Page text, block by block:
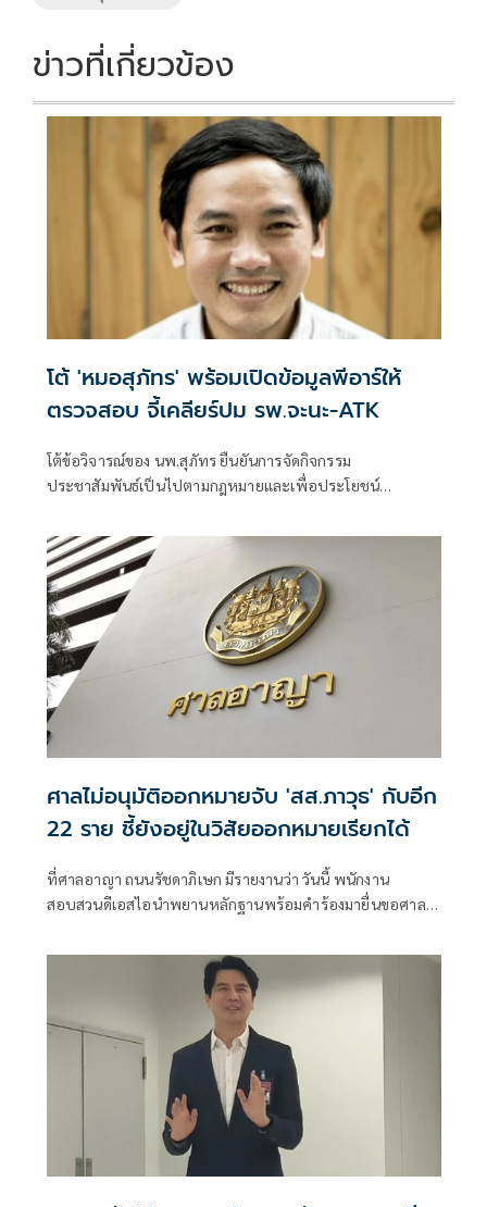
ข่าวที่เกี่ยวข้อง
โต้ 'หมอสุภัทร' พร้อมเปิดข้อมูลพีอาร์ให้
ตรวจสอบ จี้เคลียร์ปม รพ.จะนะ-ATK
โต้ข้อวิจารณ์ของ นพ.สุภัทร ยืนยันการจัดกิจกรรม
ประชาสัมพันธ์เป็นไปตามกฎหมายและเพื่อประโยชน์
พร้อมตั้งข้อสังเกตว่าการเคลื่อนไหวอาจถูกมองว่ามีนัยทางการ
เมือง และเรียกร้องให้ชี้แจงข้อสงสัยเกี่ยวกับการบริหารโรง
พยาบาลจะนะและการจัดซื้อชุดตรวจ ATK
ศาลไม่อนุมัติออกหมายจับ 'สส.ภาวุธ' กับอีก
22 ราย ชี้ยังอยู่ในวิสัยออกหมายเรียกได้
ที่ศาลอาญา ถนนรัชดาภิเษก มีรายงานว่า วันนี้ พนักงาน
สอบสวนดีเอสไอนำพยานหลักฐานพร้อมคำร้องมายื่นขอศาล
หนึ่งในนั้นมีชื่อของนายภาวุธ พงษ์วิทยภานุ ส.ส.บัญชีรายชื่อ
พรรคประชาชน รวมอยู่ด้วย